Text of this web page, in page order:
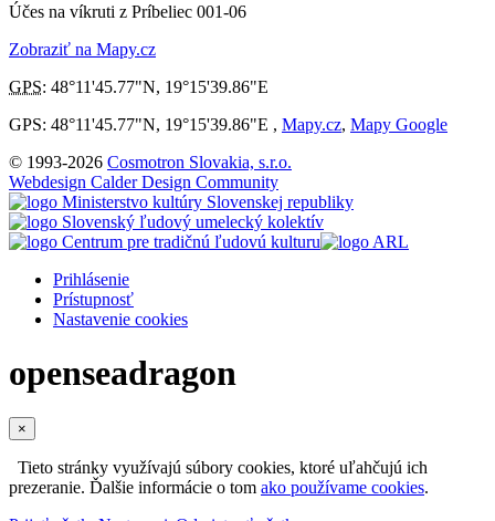
Účes na víkruti z Príbeliec 001-06
Zobraziť na Mapy.cz
GPS: 48°11'45.77"N, 19°15'39.86"E
GPS: 48°11'45.77"N, 19°15'39.86"E , Mapy.cz, Mapy Google
© 1993-2026 Cosmotron Slovakia, s.r.o.
Webdesign Calder Design Community
Prihlásenie
Prístupnosť
Nastavenie cookies
openseadragon
×
Tieto stránky využívajú súbory cookies, ktoré uľahčujú ich
prezeranie. Ďalšie informácie o tom ako používame cookies.